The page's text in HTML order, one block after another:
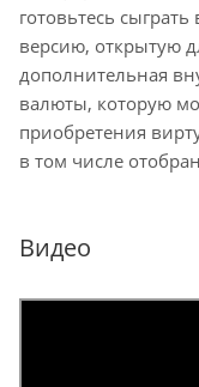
готовьтесь
версию, открытую
дополнительная
валюты, которую
приобретения
в том числе
Видео